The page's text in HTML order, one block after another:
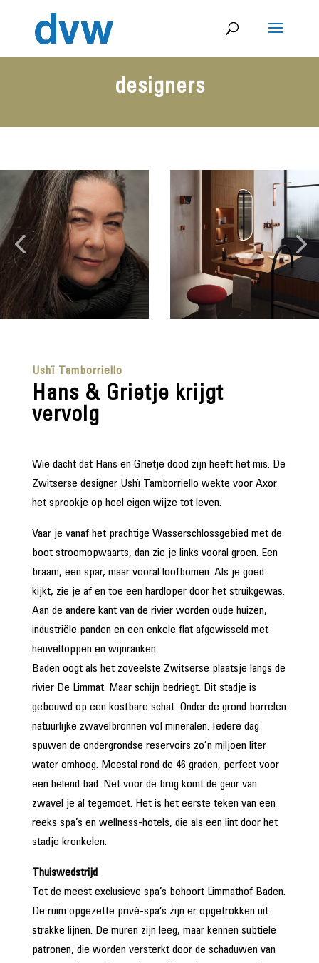
designers
Ushï Tamborriello
Hans & Grietje krijgt
vervolg
Wie dacht dat Hans en Grietje dood zijn heeft het mis. De
Zwitserse designer Ushï Tamborriello wekte voor Axor
het sprookje op heel eigen wijze tot leven.
Vaar je vanaf het prachtige Wasserschlossgebied met de
boot stroomopwaarts, dan zie je links vooral groen. Een
braam, een spar, maar vooral loofbomen. Als je goed
kijkt, zie je af en toe een hardloper door het struikgewas.
Aan de andere kant van de rivier worden oude huizen,
industriële panden en een enkele flat afgewisseld met
heuveltoppen en wijnranken.
Baden oogt als het zoveelste Zwitserse plaatsje langs de
rivier De Limmat. Maar schijn bedriegt. Dit stadje is
gebouwd op een kostbare schat. Onder de grond borrelen
natuurlijke zwavelbronnen vol mineralen. Iedere dag
spuwen de ondergrondse reservoirs zo’n miljoen liter
water omhoog. Meestal rond de 46 graden, perfect voor
een helend bad. Net voor de brug komt de geur van
zwavel je al tegemoet. Het is het eerste teken van een
reeks spa’s en wellness-hotels, die als een lint door het
stadje kronkelen.
Thuiswedstrijd
Tot de meest exclusieve spa’s behoort Limmathof Baden.
De ruim opgezette privé-spa’s zijn er opgetrokken uit
strakke lijnen. De muren zijn leeg, maar kennen subtiele
patronen, die worden versterkt door de schaduwen van